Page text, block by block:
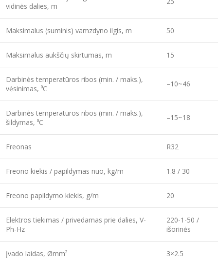
vidinės dalies, m
Maksimalus (suminis) vamzdyno ilgis, m 50
Maksimalus aukščių skirtumas, m 15
Darbinės temperatūros ribos (min. / maks.),
vėsinimas, ⁰C
–10~46
Darbinės temperatūros ribos (min. / maks.),
šildymas, ⁰C
–15~18
Freonas R32
Freono kiekis / papildymas nuo, kg/m 1.8 / 30
Freono papildymo kiekis, g/m 20
Elektros tiekimas / privedamas prie dalies, V-
Ph-Hz
220-1-50 /
išorinės
Įvado laidas, Ømm² 3×2.5